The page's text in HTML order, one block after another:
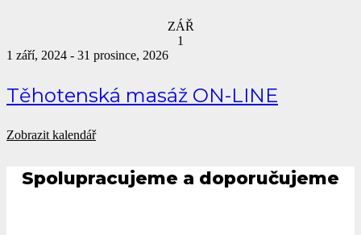
ZÁŘ
1
1 září, 2024 - 31 prosince, 2026
Těhotenská masáž ON-LINE
Zobrazit kalendář
Spolupracujeme a doporučujeme